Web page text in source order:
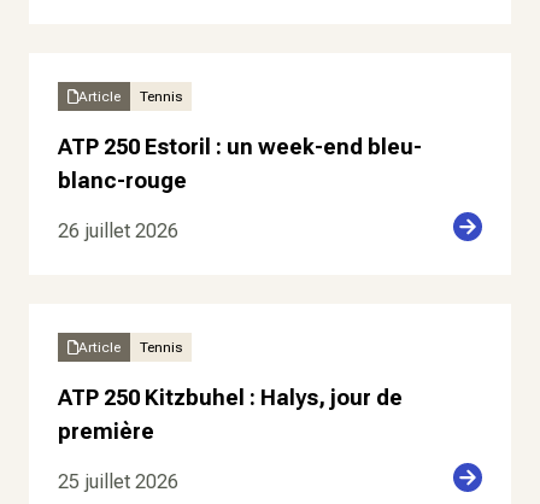
Article Tennis
ATP 250 Estoril : un week-end bleu-
blanc-rouge
26 juillet 2026
Article Tennis
ATP 250 Kitzbuhel : Halys, jour de
première
25 juillet 2026